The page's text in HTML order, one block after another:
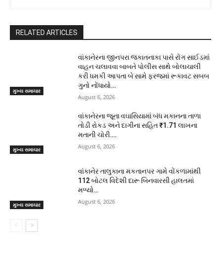
RELATED ARTICLES
મુખ્ય સમાચાર
વાંકાનેરના જીનપરા જકાતનાકા પાસે રોંગ સાઈડમાં
વાહન ચલાવવા બાબતે પોલીસ સાથે બોલાચાલી
કરી ધમકી આપતા બે સામે ફરજમાં રૂકાવટ સબબ
ગુનો નોંધાયો…
August 6, 2026
મુખ્ય સમાચાર
વાંકાનેરના જૂના વઘાસિયામાં બંધ મકાનના તાળા
તોડી રોકડ અને દાગીના સહિત ₹1.71 લાખના
મતાની ચોરી….
August 6, 2026
મુખ્ય સમાચાર
વાંકાનેર તાલુકાના મકતાનપર ગામે વોંકળામાંથી
112 બોટલ વિદેશી દારૂ બિનવારસી હાલતમાં
મળ્યો…
August 6, 2026